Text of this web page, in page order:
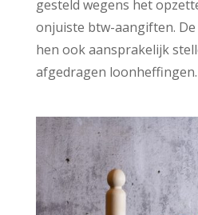
gesteld wegens het
onjuiste btw-aangiften.
hen ook aansprakelijk
afgedragen loonheffingen.